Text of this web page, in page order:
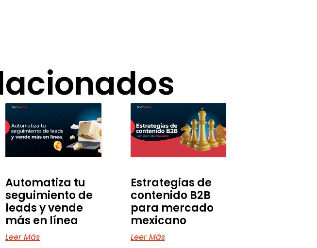
Automatiza tu
seguimiento de
leads y vende
más en línea
Leer Más
Estrategias de
contenido B2B
para mercado
mexicano
Leer Más